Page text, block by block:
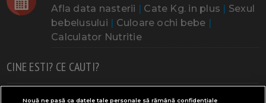
Afla data nasterii | Cate Kg. in plus | Sexul
bebelusului | Culoare ochi bebe |
Calculator Nutritie
CINE ESTI? CE CAUTI?
Doresc un copil Adoptia Probleme cu sarcina
Nouă ne pasă ca datele tale personale să rămână confidențiale